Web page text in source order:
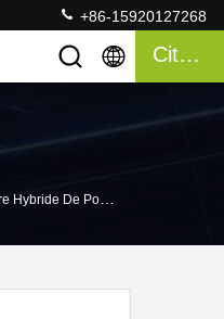
+86-15920127268
Citation
De Pompe